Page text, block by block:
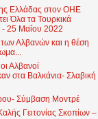
Ελλάδας στον ΟΗΕ
Όλα τα Τουρκικά
- 25 Μαΐου 2022
Αλβανών και η θέση
Αλβανοί
στα Βαλκάνια- Σλαβική
Σύμβαση Μοντρέ
Γειτονίας Σκοπίων –